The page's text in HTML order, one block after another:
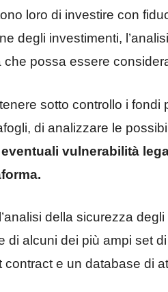
loro di investire con
degli investimenti,
possa essere
sotto controllo i fondi
di analizzare le
vulnerabilità
della sicurezza
alcuni dei più ampi set
e un database di